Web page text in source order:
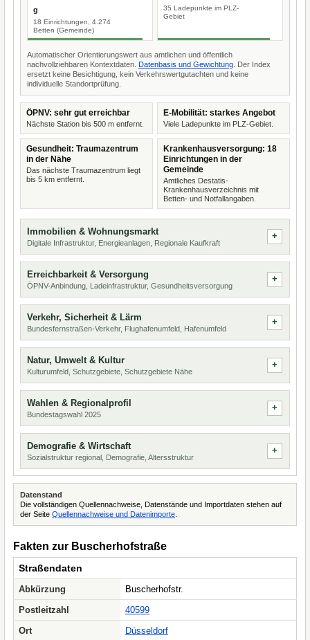
g
18 Einrichtungen, 4.274
Betten (Gemeinde)
35 Ladepunkte im PLZ-
Gebiet
Automatischer Orientierungswert aus amtlichen und öffentlich
nachvollziehbaren Kontextdaten. Datenbasis und Gewichtung . Der Index
ersetzt keine Besichtigung, kein Verkehrswertgutachten und keine
individuelle Standortprüfung.
ÖPNV: sehr gut erreichbar
Nächste Station bis 500 m entfernt.
E-Mobilität: starkes Angebot
Viele Ladepunkte im PLZ-Gebiet.
Gesundheit: Traumazentrum
in der Nähe
Das nächste Traumazentrum liegt
bis 5 km entfernt.
Krankenhausversorgung: 18
Einrichtungen in der
Gemeinde
Amtliches Destatis-
Krankenhausverzeichnis mit
Betten- und Notfallangaben.
Immobilien & Wohnungsmarkt
Digitale Infrastruktur, Energieanlagen, Regionale Kaufkraft
Erreichbarkeit & Versorgung
ÖPNV-Anbindung, Ladeinfrastruktur, Gesundheitsversorgung
Verkehr, Sicherheit & Lärm
Bundesfernstraßen-Verkehr, Flughafenumfeld, Hafenumfeld
Natur, Umwelt & Kultur
Kulturumfeld, Schutzgebiete, Schutzgebiete Nähe
Wahlen & Regionalprofil
Bundestagswahl 2025
Demografie & Wirtschaft
Sozialstruktur regional, Demografie, Altersstruktur
Datenstand
Die vollständigen Quellennachweise, Datenstände und Importdaten stehen auf
der Seite Quellennachweise und Datenimporte
Fakten zur Buscherhofstraße
Straßendaten
Abkürzung
Buscherhofstr.
Postleitzahl
40599
Ort
Düsseldorf